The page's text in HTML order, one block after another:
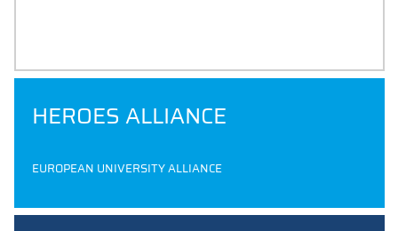
HEROES ALLIANCE
EUROPEAN UNIVERSITY ALLIANCE